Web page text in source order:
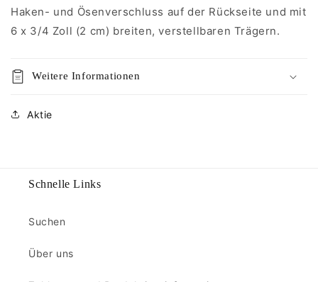
Haken- und Ösenverschluss auf der Rückseite und mit
6 x 3/4 Zoll (2 cm) breiten, verstellbaren Trägern.
Weitere Informationen
Aktie
Schnelle Links
Suchen
Über uns